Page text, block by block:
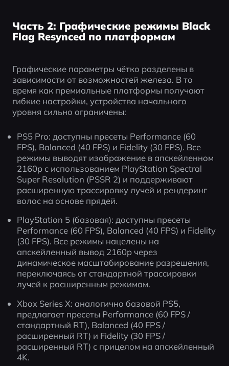
Часть 2: Графические режимы Black
Flag Resynced по платформам
Графические параметры чётко разделены в
зависимости от возможностей железа. В то
время как премиальные платформы получают
гибкие настройки, устройства начального
уровня сильно ограничены:
PS5 Pro: доступны пресеты Performance (60
FPS), Balanced (40 FPS) и Fidelity (30 FPS). Все
режимы выводят изображение в апскейленном
2160p с использованием PlayStation Spectral
Super Resolution (PSSR 2) и поддерживают
расширенную трассировку лучей и рендеринг
волос на основе прядей.
PlayStation 5 (базовая): доступны пресеты
Performance (60 FPS), Balanced (40 FPS) и Fidelity
(30 FPS). Все режимы нацелены на
апскейленный вывод 2160p через
динамическое масштабирование разрешения,
переключаясь от стандартной трассировки
лучей к расширенным режимам.
Xbox Series X: аналогично базовой PS5,
предлагает пресеты Performance (60 FPS /
стандартный RT), Balanced (40 FPS /
расширенный RT) и Fidelity (30 FPS /
расширенный RT) с прицелом на апскейленный
4K.